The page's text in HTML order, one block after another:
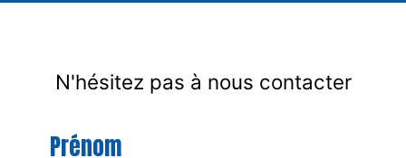
N'hésitez pas à nous contacter